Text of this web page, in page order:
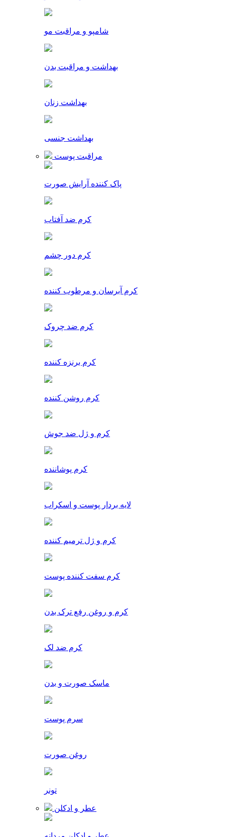
شامپو و مراقبت مو
بهداشت و مراقبت بدن
بهداشت زنان
بهداشت جنسی
مراقبت پوست
پاک کننده آرایش صورت
کرم ضد آفتاب
کرم دور چشم
کرم آبرسان و مرطوب کننده
کرم ضد چروک
کرم برنزه کننده
کرم روشن کننده
کرم و ژل ضد جوش
کرم پوشاننده
لایه بردار پوست و اسکراب
کرم و ژل ترمیم کننده
کرم سفت کننده پوست
کرم و روغن رفع ترک بدن
کرم ضد لک
ماسک صورت و بدن
سرم پوست
روغن صورت
تونر
عطر و ادکلن